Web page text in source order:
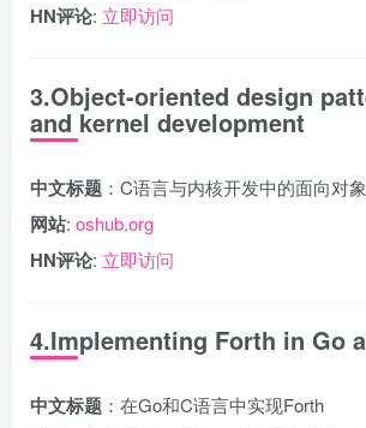
HN评论: 立即访问
3.Object-oriented design
and kernel development
中文标题 ：C语言与内核开发中的面向对
网站: oshub.org
HN评论: 立即访问
4.Implementing Forth in Go
中文标题 ：在Go和C语言中实现Forth